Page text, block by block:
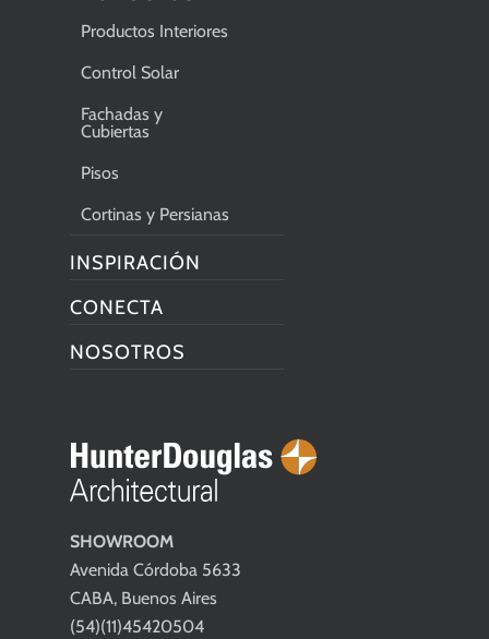
SHOWROOM
Avenida Córdoba 5633
CABA, Buenos Aires
(54)(11)45420504
Productos Interiores
Control Solar
Fachadas y
Cubiertas
Pisos
Cortinas y Persianas
INSPIRACIÓN
CONECTA
NOSOTROS